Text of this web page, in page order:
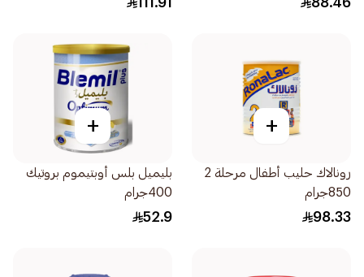
+
رونالاك حليب أطفال مرحلة 2
850جرام
98.33
+
بليميل بلس أوبتيموم بروتيك
400جرام
52.9